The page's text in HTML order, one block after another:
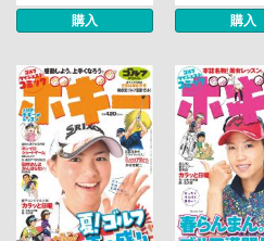
購入 購入